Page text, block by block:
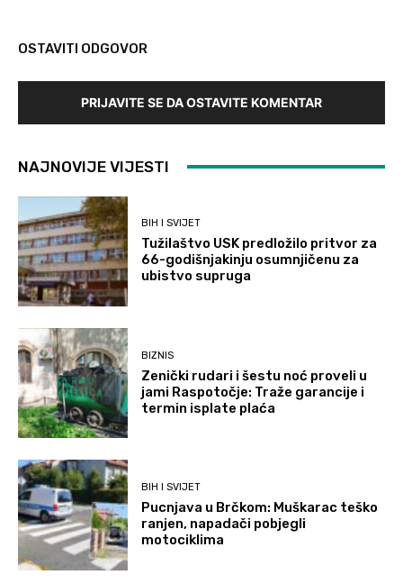
OSTAVITI ODGOVOR
PRIJAVITE SE DA OSTAVITE KOMENTAR
NAJNOVIJE VIJESTI
BIH I SVIJET
Tužilaštvo USK predložilo pritvor za
66-godišnjakinju osumnjičenu za
ubistvo supruga
BIZNIS
Zenički rudari i šestu noć proveli u
jami Raspotočje: Traže garancije i
termin isplate plaća
BIH I SVIJET
Pucnjava u Brčkom: Muškarac teško
ranjen, napadači pobjegli
motociklima